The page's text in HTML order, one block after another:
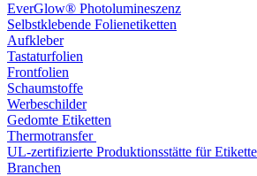
EverGlow® Photolumineszenz
Selbstklebende Folienetiketten
Aufkleber
Tastaturfolien
Frontfolien
Schaumstoffe
Werbeschilder
Gedomte Etiketten
Thermotransfer
UL-zertifizierte Produktionsstätte für
Branchen